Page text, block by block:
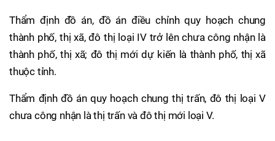
Thẩm định đồ án, đồ án điều chỉnh quy hoạch chung
thành phố, thị xã, đô thị loại IV trở lên chưa công nhận là
thành phố, thị xã; đô thị mới dự kiến là thành phố, thị xã
thuộc tỉnh.
Thẩm định đồ án quy hoạch chung thị trấn, đô thị loại V
chưa công nhận là thị trấn và đô thị mới loại V.